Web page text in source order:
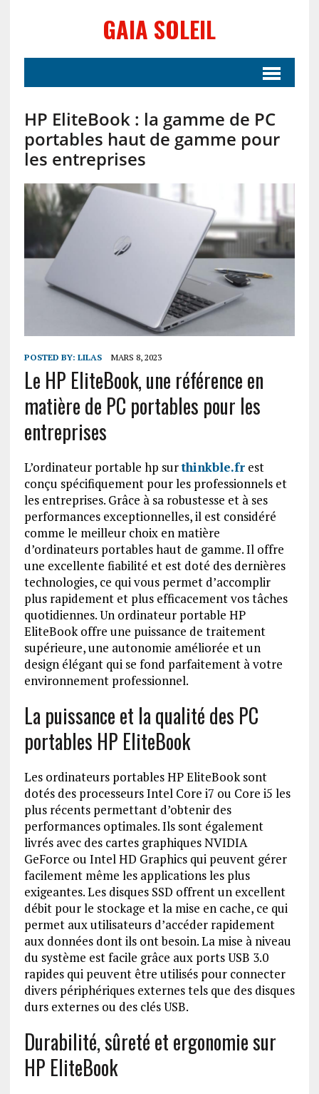
GAIA SOLEIL
HP EliteBook : la gamme de PC
portables haut de gamme pour
les entreprises
POSTED BY: LILAS MARS 8, 2023
Le HP EliteBook, une référence en
matière de PC portables pour les
entreprises
L’ordinateur portable hp surthinkble.frest
conçu spécifiquement pour les professionnels et
les entreprises. Grâce à sa robustesse et à ses
performances exceptionnelles, il est considéré
comme le meilleur choix en matière
d’ordinateurs portables haut de gamme. Il offre
une excellente fiabilité et est doté des dernières
technologies, ce qui vous permet d’accomplir
plus rapidement et plus efficacement vos tâches
quotidiennes. Un ordinateur portable HP
EliteBook offre une puissance de traitement
supérieure, une autonomie améliorée et un
design élégant qui se fond parfaitement à votre
environnement professionnel.
La puissance et la qualité des PC
portables HP EliteBook
Les ordinateurs portables HP EliteBook sont
dotés des processeurs Intel Core i7 ou Core i5 les
plus récents permettant d’obtenir des
performances optimales. Ils sont également
livrés avec des cartes graphiques NVIDIA
GeForce ou Intel HD Graphics qui peuvent gérer
facilement même les applications les plus
exigeantes. Les disques SSD offrent un excellent
débit pour le stockage et la mise en cache, ce qui
permet aux utilisateurs d’accéder rapidement
aux données dont ils ont besoin. La mise à niveau
du système est facile grâce aux ports USB 3.0
rapides qui peuvent être utilisés pour connecter
divers périphériques externes tels que des disques
durs externes ou des clés USB.
Durabilité, sûreté et ergonomie sur
HP EliteBook